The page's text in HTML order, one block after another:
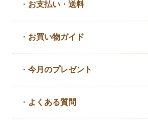
・ お支払い・送料
・ お買い物ガイド
・今月のプレゼント
・ よくある質問